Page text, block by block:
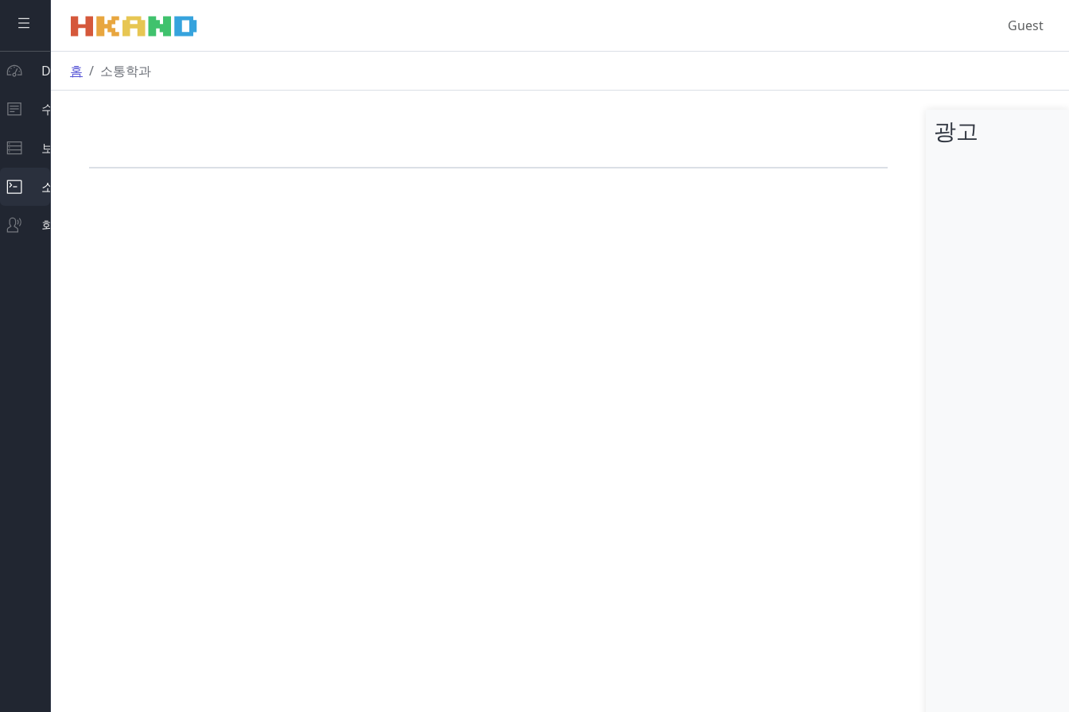
Dashboard
수집학과
보관학과
소통학과
회의록학과
Guest
홈 소통학과
광고